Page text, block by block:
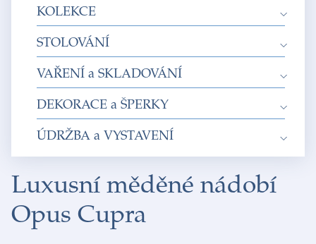
Luxusní měděné nádobí
Opus Cupra
KOLEKCE
STOLOVÁNÍ
VAŘENÍ a SKLADOVÁNÍ
DEKORACE a ŠPERKY
ÚDRŽBA a VYSTAVENÍ